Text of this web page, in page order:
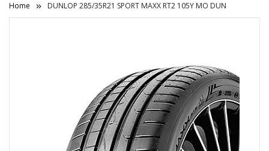
Home DUNLOP 285/35R21 SPORT MAXX RT2 105Y MO DUN